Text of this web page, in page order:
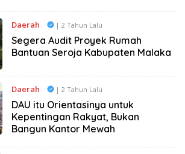
Daerah | 2 Tahun Lalu
Segera Audit Proyek Rumah
Bantuan Seroja Kabupaten Malaka
Daerah | 2 Tahun Lalu
DAU itu Orientasinya untuk
Kepentingan Rakyat, Bukan
Bangun Kantor Mewah